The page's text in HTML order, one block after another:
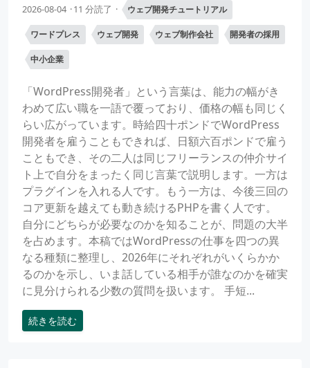
2026-08-04 11 分読了 ウェブ開発チュートリアル
ワードプレス ウェブ開発 ウェブ制作会社 開発者の採用
中小企業
「WordPress開発者」という言葉は、能力の幅がき
わめて広い職を一語で覆っており、価格の幅も同じく
らい広がっています。時給四十ポンドでWordPress
開発者を雇うこともできれば、日額六百ポンドで雇う
こともでき、その二人は同じフリーランスの仲介サイ
ト上で自分をまったく同じ言葉で説明します。一方は
プラグインを入れる人です。もう一方は、今後三回の
コア更新を越えても動き続けるPHPを書く人です。
自分にどちらが必要なのかを知ることが、問題の大半
を占めます。本稿ではWordPressの仕事を四つの異
なる種類に整理し、2026年にそれぞれがいくらかか
るのかを示し、いま話している相手が誰なのかを確実
に見分けられる少数の質問を扱います。 手短...
続きを読む